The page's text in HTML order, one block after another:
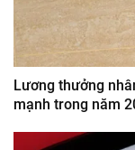
Lương thưởng
mạnh trong năm